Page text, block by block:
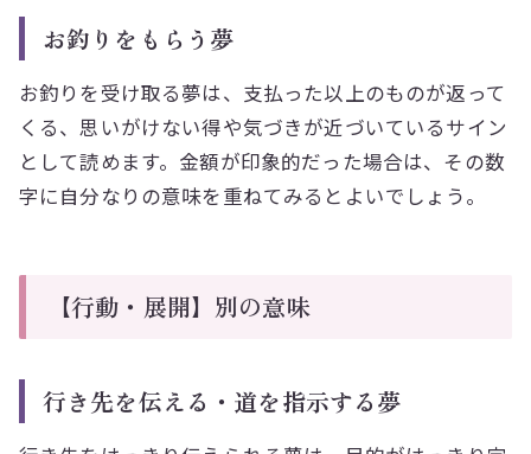
お釣りをもらう夢
お釣りを受け取る夢は、支払った以上のものが返って
くる、思いがけない得や気づきが近づいているサイン
として読めます。金額が印象的だった場合は、その数
字に自分なりの意味を重ねてみるとよいでしょう。
【行動・展開】別の意味
行き先を伝える・道を指示する夢